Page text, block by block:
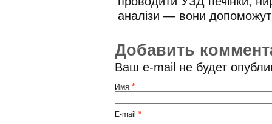
аналізи — вони
Добавить
Ваш e-mail не будет
Имя *
E-mail *